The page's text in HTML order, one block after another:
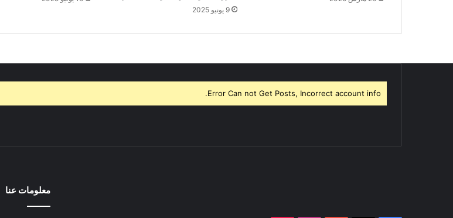
9 يونيو 2025
Error Can not Get Posts, Incorrect account info.
معلومات عنا